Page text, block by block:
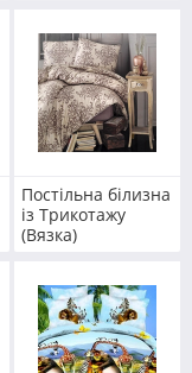
Постільна білизна
із Трикотажу
(Вязка)